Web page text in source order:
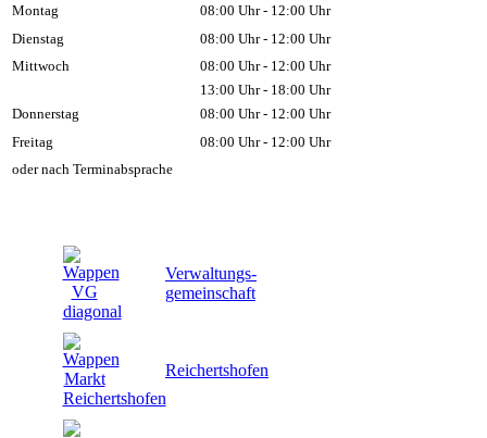
Montag
08:00 Uhr - 12:00 Uhr
Dienstag
08:00 Uhr - 12:00 Uhr
Mittwoch
08:00 Uhr - 12:00 Uhr
13:00 Uhr - 18:00 Uhr
Donnerstag
08:00 Uhr - 12:00 Uhr
Freitag
08:00 Uhr - 12:00 Uhr
oder nach Terminabsprache
Verwaltungs-
gemeinschaft
Reichertshofen